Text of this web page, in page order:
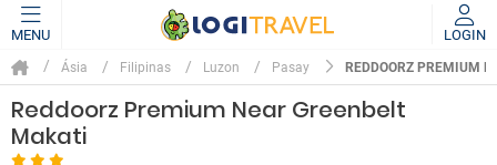
MENU LOGIN
Ásia Filipinas Luzon Pasay REDDOORZ PREMIUM
Reddoorz Premium Near Greenbelt
Makati